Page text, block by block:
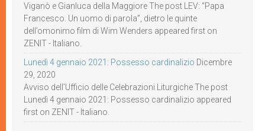
Viganò e Gianluca della Maggiore The post LEV: “Papa
Francesco. Un uomo di parola”, dietro le quinte
dell’omonimo film di Wim Wenders appeared first on
ZENIT - Italiano.
Lunedì 4 gennaio 2021: Possesso cardinalizio Dicembre
29, 2020
Avviso dell’Ufficio delle Celebrazioni Liturgiche The post
Lunedì 4 gennaio 2021: Possesso cardinalizio appeared
first on ZENIT - Italiano.